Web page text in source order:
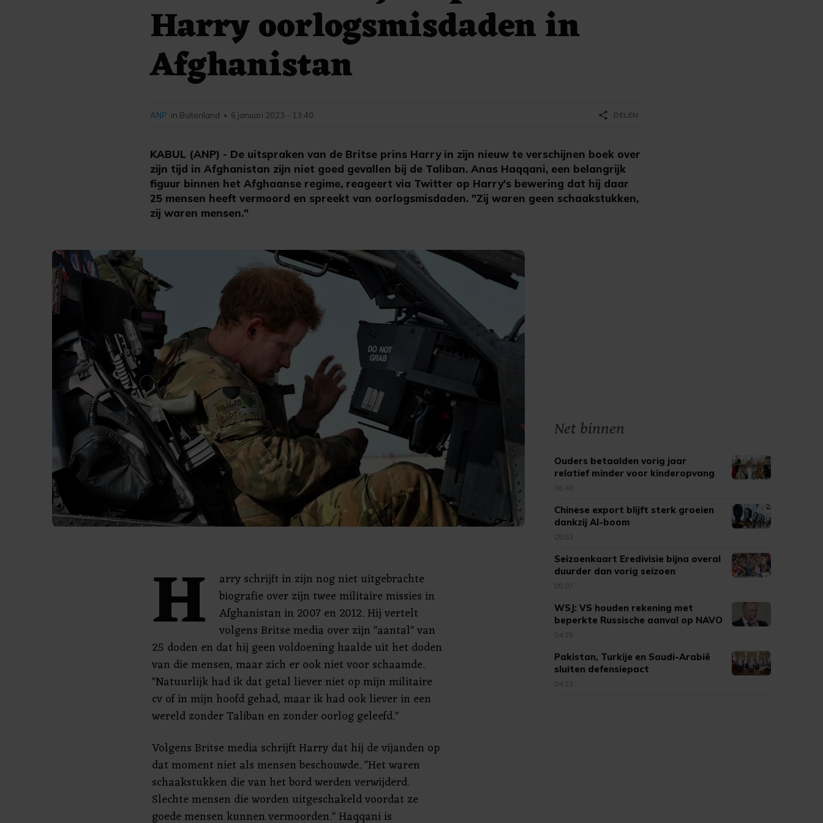
Harry oorlogsmisdaden in
Afghanistan
KABUL (ANP) - De uitspraken van de Britse prins Harry in zijn nieuw te verschijnen boek over
zijn tijd in Afghanistan zijn niet goed gevallen bij de Taliban. Anas Haqqani, een belangrijk
figuur binnen het Afghaanse regime, reageert via Twitter op Harry's bewering dat hij daar
25 mensen heeft vermoord en spreekt van oorlogsmisdaden. "Zij waren geen schaakstukken,
zij waren mensen."
ANP in Buitenland • 6 januari 2023 - 13:40 share DELEN
H
arry schrijft in zijn nog niet uitgebrachte
biografie over zijn twee militaire missies in
Afghanistan in 2007 en 2012. Hij vertelt
volgens Britse media over zijn "aantal" van
25 doden en dat hij geen voldoening haalde uit het doden
van die mensen, maar zich er ook niet voor schaamde.
"Natuurlijk had ik dat getal liever niet op mijn militaire
cv of in mijn hoofd gehad, maar ik had ook liever in een
wereld zonder Taliban en zonder oorlog geleefd."
Volgens Britse media schrijft Harry dat hij de vijanden op
dat moment niet als mensen beschouwde. "Het waren
schaakstukken die van het bord werden verwijderd.
Slechte mensen die worden uitgeschakeld voordat ze
goede mensen kunnen vermoorden." Haqqani is
Net binnen
Ouders betaalden vorig jaar
relatief minder voor kinderopvang
06:40
Chinese export blijft sterk groeien
dankzij AI-boom
05:53
Seizoenkaart Eredivisie bijna overal
duurder dan vorig seizoen
05:07
WSJ: VS houden rekening met
beperkte Russische aanval op NAVO
04:25
Pakistan, Turkije en Saudi-Arabië
sluiten defensiepact
04:23